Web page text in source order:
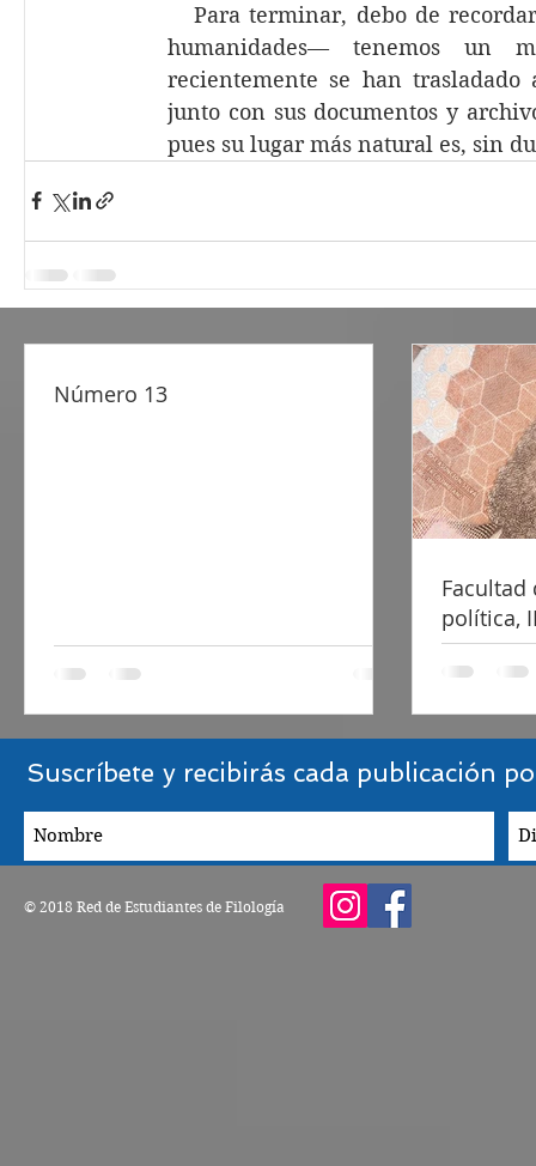
Para terminar, debo de
humanidades— tenemos un
recientemente se han
junto con sus documentos y
pues su lugar más natural es, sin
Número 13
Facultad
política,
Suscríbete y recibirás cada publicación
© 2018 Red de Estudiantes de Filología